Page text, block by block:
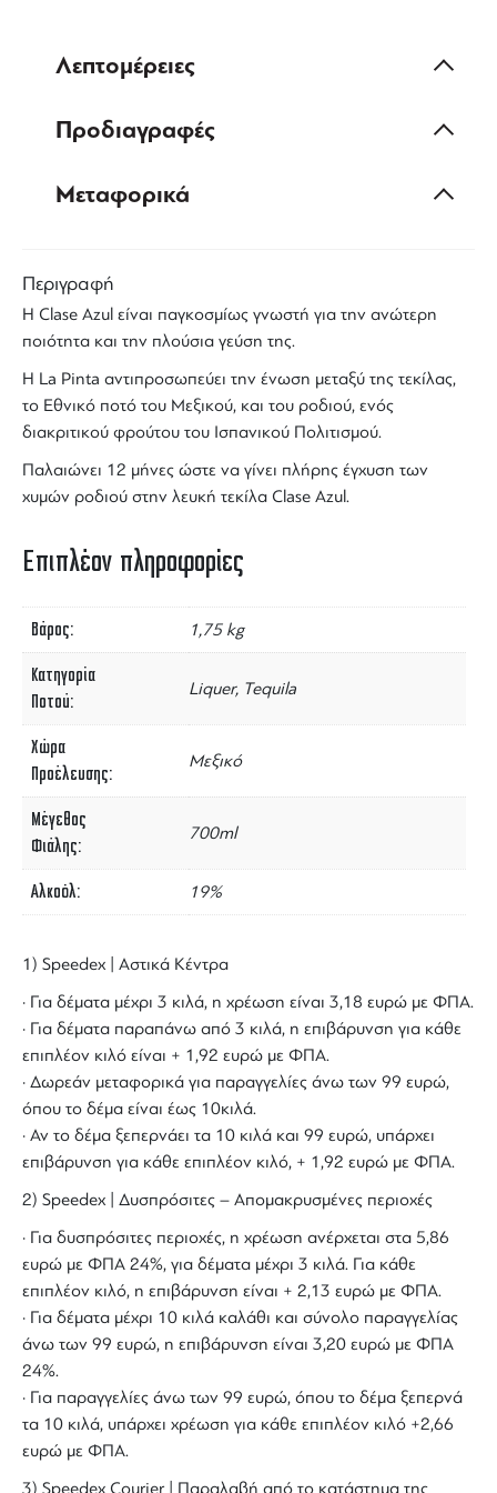
Λεπτομέρειες
Προδιαγραφές
Μεταφορικά
Περιγραφή
Η Clase Azul είναι παγκοσμίως γνωστή για την ανώτερη
ποιότητα και την πλούσια γεύση της.
Η La Pinta αντιπροσωπεύει την ένωση μεταξύ της τεκίλας,
το Εθνικό ποτό του Μεξικού, και του ροδιού, ενός
διακριτικού φρούτου του Ισπανικού Πολιτισμού.
Παλαιώνει 12 μήνες ώστε να γίνει πλήρης έγχυση των
χυμών ροδιού στην λευκή τεκίλα Clase Azul.
Επιπλέον πληροφορίες
Βάρος 1,75 kg
Κατηγορία
Ποτού
Liquer, Tequila
Χώρα
Προέλευσης
Μεξικό
Μέγεθος
Φιάλης
700ml
Αλκοόλ 19%
1) Speedex | Αστικά Κέντρα
· Για δέματα μέχρι 3 κιλά, η χρέωση είναι 3,18 ευρώ με ΦΠΑ.
· Για δέματα παραπάνω από 3 κιλά, η επιβάρυνση για κάθε
επιπλέον κιλό είναι + 1,92 ευρώ με ΦΠΑ.
· Δωρεάν μεταφορικά για παραγγελίες άνω των 99 ευρώ,
όπου το δέμα είναι έως 10κιλά.
· Αν το δέμα ξεπερνάει τα 10 κιλά και 99 ευρώ, υπάρχει
επιβάρυνση για κάθε επιπλέον κιλό, + 1,92 ευρώ με ΦΠΑ.
2) Speedex | Δυσπρόσιτες – Απομακρυσμένες περιοχές
· Για δυσπρόσιτες περιοχές, η χρέωση ανέρχεται στα 5,86
ευρώ με ΦΠΑ 24%, για δέματα μέχρι 3 κιλά. Για κάθε
επιπλέον κιλό, η επιβάρυνση είναι + 2,13 ευρώ με ΦΠΑ.
· Για δέματα μέχρι 10 κιλά καλάθι και σύνολο παραγγελίας
άνω των 99 ευρώ, η επιβάρυνση είναι 3,20 ευρώ με ΦΠΑ
24%.
· Για παραγγελίες άνω των 99 ευρώ, όπου το δέμα ξεπερνά
τα 10 κιλά, υπάρχει χρέωση για κάθε επιπλέον κιλό +2,66
ευρώ με ΦΠΑ.
3) Speedex Courier | Παραλαβή από το κατάστημα της